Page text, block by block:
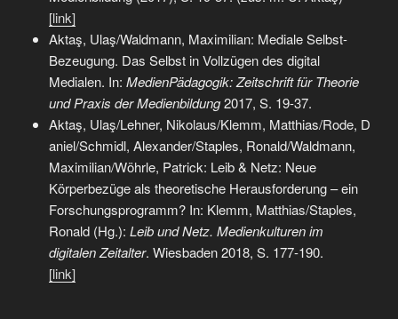
[link]
Aktaş, Ulaş/Waldmann, Maximilian: Mediale Selbst-
Bezeugung. Das Selbst in Vollzügen des digital
Medialen. In: MedienPädagogik: Zeitschrift für Theorie
und Praxis der Medienbildung2017, S. 19-37.
Aktaş, Ulaş/Lehner, Nikolaus/Klemm, Matthias/Rode, D
aniel/Schmidl, Alexander/Staples, Ronald/Waldmann,
Maximilian/Wöhrle, Patrick: Leib & Netz: Neue
Körperbezüge als theoretische Herausforderung – ein
Forschungsprogramm? In: Klemm, Matthias/Staples,
Ronald (Hg.): Leib und Netz. Medienkulturen im
digitalen Zeitalter. Wiesbaden 2018, S. 177-190.
[link]